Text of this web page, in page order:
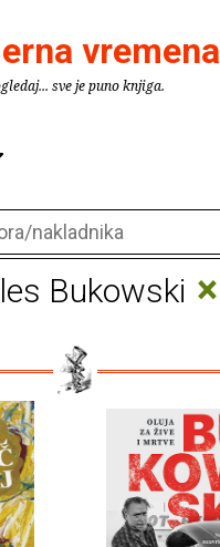
vremena
sve je puno knjiga.
Bukowski ×